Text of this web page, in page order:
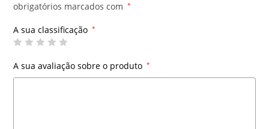
obrigatórios marcados com
*
A sua classificação *
A sua avaliação sobre o produto *